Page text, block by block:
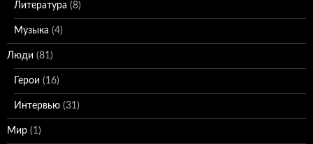
Литература (8)
Музыка (4)
Люди (81)
Герои (16)
Интервью (31)
Мир (1)